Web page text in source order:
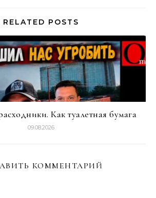
RELATED POSTS
Как туалетная бумага
09.08.2026
КОММЕНТАРИЙ